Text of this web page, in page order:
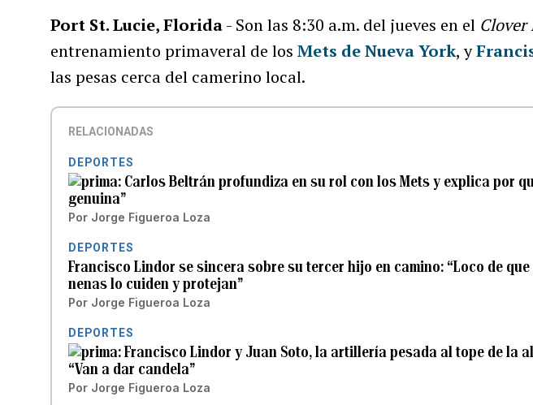
Port St. Lucie, Florida- Son las 8:30 a.m. del jueves en el Clover
entrenamiento primaveral de losMets de Nueva York, y
las pesas cerca del camerino local.
RELACIONADAS
DEPORTES
Carlos Beltrán profundiza en su rol con los Mets y explica por
genuina”
Por Jorge Figueroa Loza
DEPORTES
Francisco Lindor se sincera sobre su tercer hijo en camino: “Loco de
nenas lo cuiden y protejan”
Por Jorge Figueroa Loza
DEPORTES
Francisco Lindor y Juan Soto, la artillería pesada al tope de la
“Van a dar candela”
Por Jorge Figueroa Loza